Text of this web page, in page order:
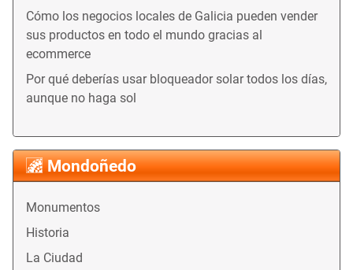
Mondoñedo
Monumentos
Historia
La Ciudad
Cómo los negocios locales de Galicia pueden vender
sus productos en todo el mundo gracias al
ecommerce
Por qué deberías usar bloqueador solar todos los días,
aunque no haga sol